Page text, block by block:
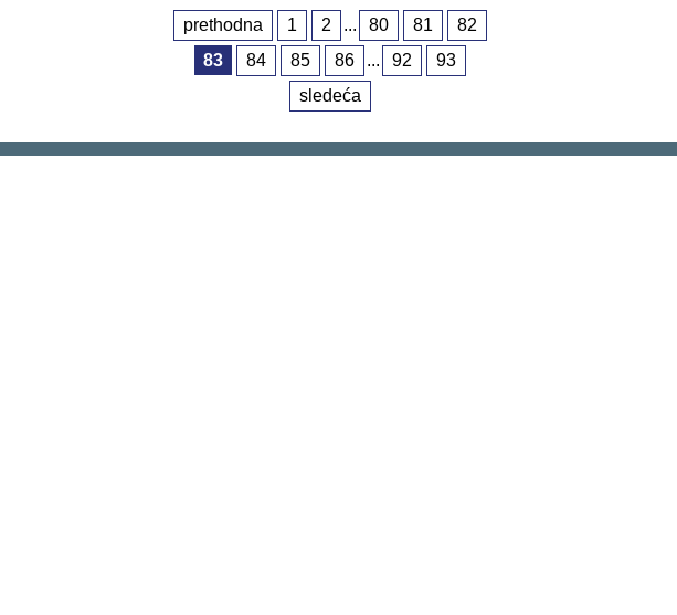
prethodna 1 2 ... 80 81
82
83
84 85 86 ... 92
93
sledeća